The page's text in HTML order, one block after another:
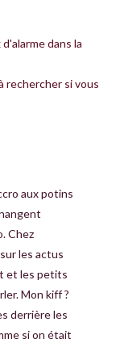
dans la
rechercher si vous
aux potins
Chez
les actus
et les petits
Mon kiff ?
derrière les
si on était